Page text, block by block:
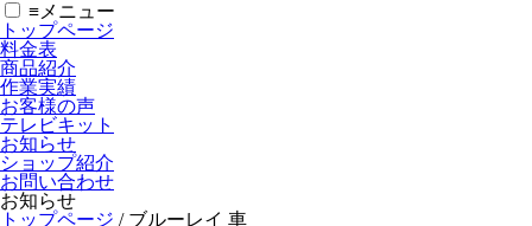
≡ メニュー
トップページ
料金表
商品紹介
作業実績
お客様の声
テレビキット
お知らせ
ショップ紹介
お問い合わせ
お知らせ
トップページ / ブルーレイ 車